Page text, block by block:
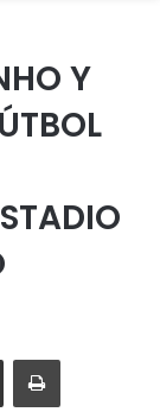
Y
Enviar vía email Imprimir